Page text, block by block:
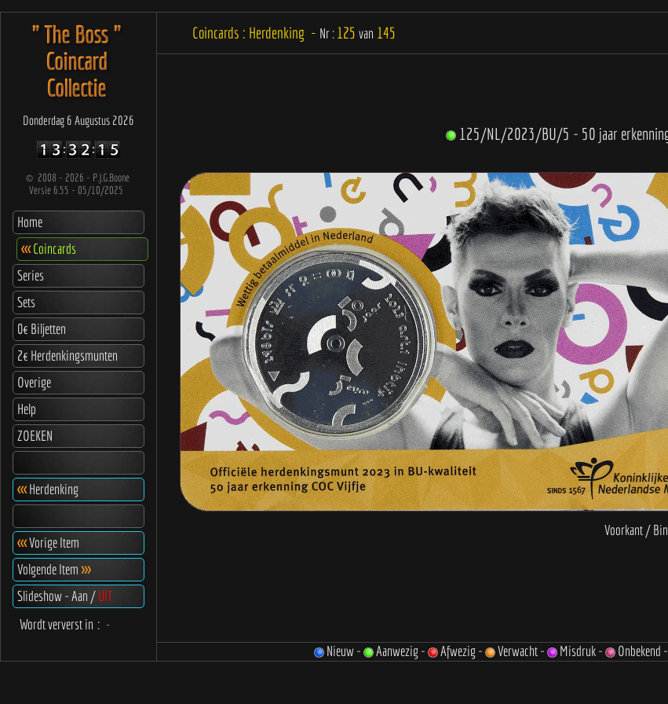
" The Boss "
Coincard
Collectie
Donderdag 6 Augustus 2026
© 2008 - 2026 - P.J.G.Boone
Versie 6.55 - 05/10/2025
Home
<<<Coincards
Series
Sets
0€ Biljetten
2€ Herdenkingsmunten
Overige
Help
ZOEKEN
<<<Herdenking
<<<Vorige Item
Volgende Item>>>
Slideshow - Aan /UIT
Wordt ververst in : -
Coincards : Herdenking - Nr : 125 van 145
Nieuw - Aanwezig - Afwezig - Verwacht - Misdruk - Onbekend -